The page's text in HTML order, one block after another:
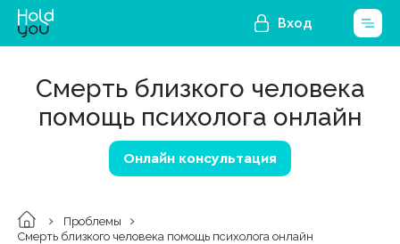
Вход
Смерть близкого человека
помощь психолога онлайн
Онлайн консультация
Проблемы
Смерть близкого человека помощь психолога онлайн